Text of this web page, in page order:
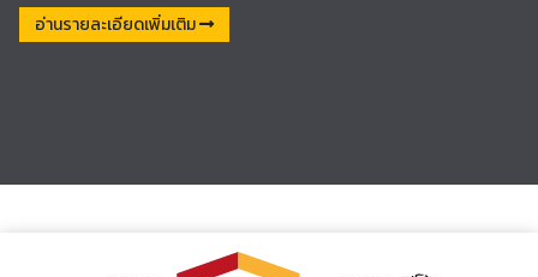
อ่านรายละเอียดเพิ่มเติม